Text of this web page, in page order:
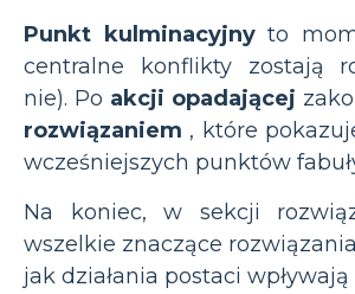
Punkt kulminacyjnyto
centralne konflikty zostają
nie). Po akcji opadającej
rozwiązaniem , które
wcześniejszych punktów
Na koniec, w sekcji
wszelkie znaczące
jak działania postaci wpływają